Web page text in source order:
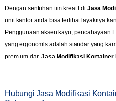
Dengan sentuhan tim kreatif di Jasa
unit kantor anda bisa terlihat layaknya
Penggunaan aksen kayu, pencahayaan
yang ergonomis adalah standar yang
premium dari Jasa Modifikasi Kontainer
Hubungi Jasa Modifikasi